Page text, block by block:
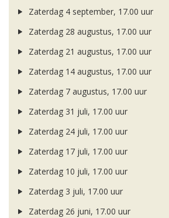
Zaterdag 4 september, 17.00 uur
Zaterdag 28 augustus, 17.00 uur
Zaterdag 21 augustus, 17.00 uur
Zaterdag 14 augustus, 17.00 uur
Zaterdag 7 augustus, 17.00 uur
Zaterdag 31 juli, 17.00 uur
Zaterdag 24 juli, 17.00 uur
Zaterdag 17 juli, 17.00 uur
Zaterdag 10 juli, 17.00 uur
Zaterdag 3 juli, 17.00 uur
Zaterdag 26 juni, 17.00 uur